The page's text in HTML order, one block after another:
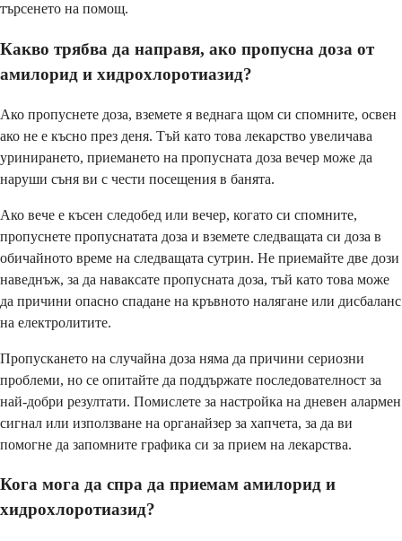
търсенето на помощ.
Какво трябва да направя, ако пропусна доза от
амилорид и хидрохлоротиазид?
Ако пропуснете доза, вземете я веднага щом си спомните, освен
ако не е късно през деня. Тъй като това лекарство увеличава
уринирането, приемането на пропусната доза вечер може да
наруши съня ви с чести посещения в банята.
Ако вече е късен следобед или вечер, когато си спомните,
пропуснете пропуснатата доза и вземете следващата си доза в
обичайното време на следващата сутрин. Не приемайте две дози
наведнъж, за да наваксате пропусната доза, тъй като това може
да причини опасно спадане на кръвното налягане или дисбаланс
на електролитите.
Пропускането на случайна доза няма да причини сериозни
проблеми, но се опитайте да поддържате последователност за
най-добри резултати. Помислете за настройка на дневен алармен
сигнал или използване на органайзер за хапчета, за да ви
помогне да запомните графика си за прием на лекарства.
Кога мога да спра да приемам амилорид и
хидрохлоротиазид?